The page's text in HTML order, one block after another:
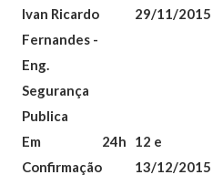
Ivan Ricardo
Fernandes -
Eng.
Segurança
Publica
29/11/2015
Em
Confirmação
24h
12 e
13/12/2015